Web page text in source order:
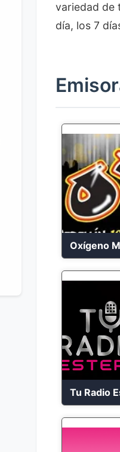
variedad de
día, los 7